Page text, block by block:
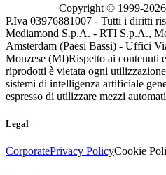
Copyright © 1999-2026
P.Iva 03976881007 - Tutti i diritti
Mediamond S.p.A. - RTI S.p.A.,
Amsterdam (Paesi Bassi) - Uffici
Monzese (MI)Rispetto ai contenuti
riprodotti è vietata ogni
sistemi di intelligenza artificiale
espresso di utilizzare mezzi
Legal
CorporatePrivacy PolicyCookie